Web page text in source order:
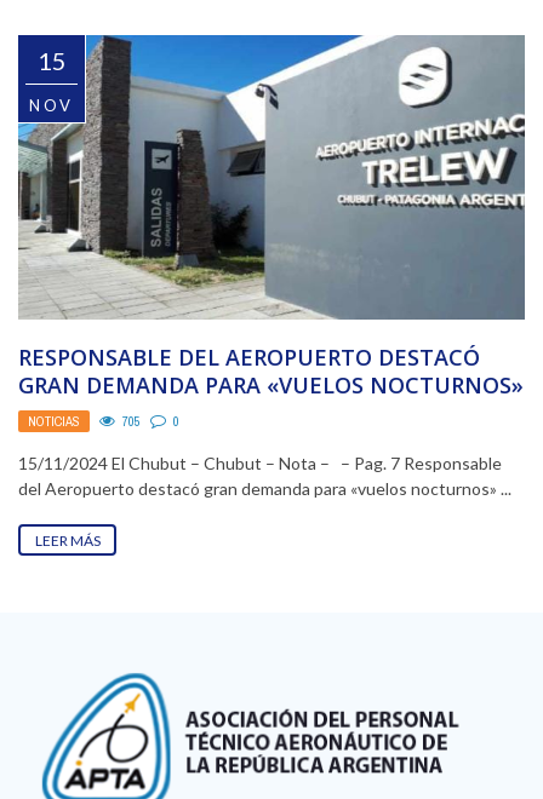
15
NOV
RESPONSABLE DEL AEROPUERTO DESTACÓ
GRAN DEMANDA PARA «VUELOS NOCTURNOS»
NOTICIAS 705 0
15/11/2024 El Chubut – Chubut – Nota – – Pag. 7 Responsable
del Aeropuerto destacó gran demanda para «vuelos nocturnos» ...
LEER MÁS